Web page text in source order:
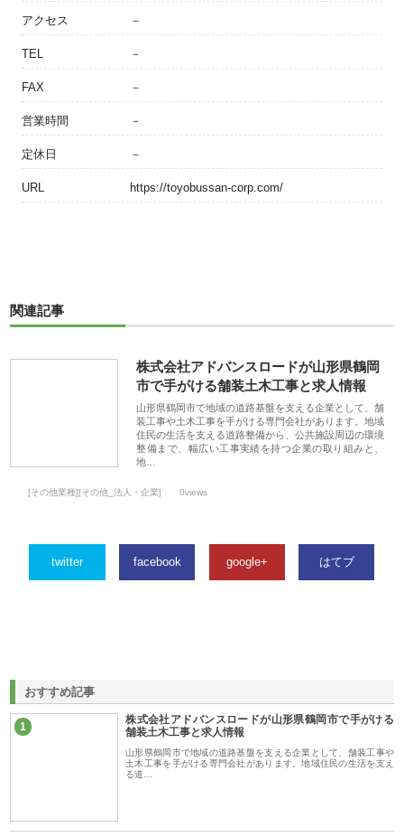
アクセス －
TEL －
FAX －
営業時間 －
定休日 －
URL https://toyobussan-corp.com/
関連記事
株式会社アドバンスロードが山形県鶴岡
市で手がける舗装土木工事と求人情報
山形県鶴岡市で地域の道路基盤を支える企業として、舗
装工事や土木工事を手がける専門会社があります。地域
住民の生活を支える道路整備から、公共施設周辺の環境
整備まで、幅広い工事実績を持つ企業の取り組みと、
地…
[その他業種][その他_法人・企業] 0views
twitter facebook google+ はてブ
おすすめ記事
1
株式会社アドバンスロードが山形県鶴岡市で手がける
舗装土木工事と求人情報
山形県鶴岡市で地域の道路基盤を支える企業として、舗装工事や
土木工事を手がける専門会社があります。地域住民の生活を支え
る道…